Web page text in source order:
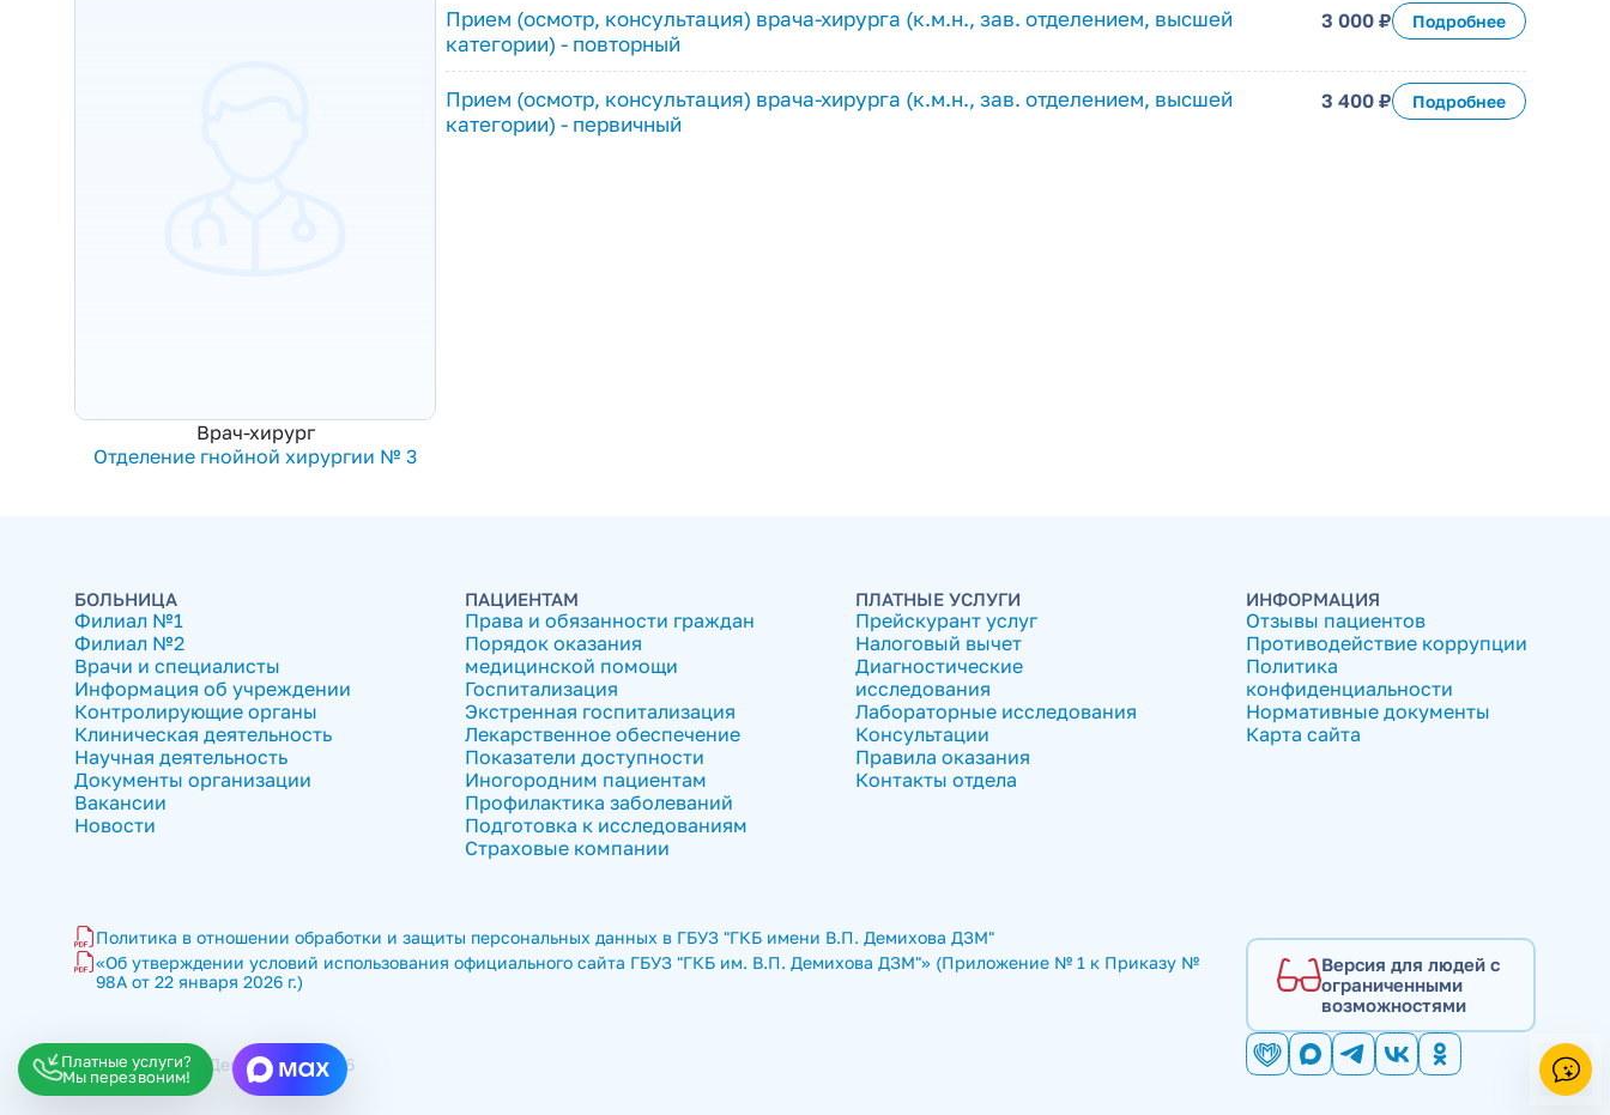
Врач-хирург
Отделение гнойной хирургии № 3
Прием (осмотр, консультация) врача-хирурга (к.м.н., зав. отделением, высшей
категории) - повторный
3 000 ₽ Подробнее
Прием (осмотр, консультация) врача-хирурга (к.м.н., зав. отделением, высшей
категории) - первичный
3 400 ₽ Подробнее
БОЛЬНИЦА
Филиал №1
Филиал №2
Врачи и специалисты
Информация об учреждении
Контролирующие органы
Клиническая деятельность
Научная деятельность
Документы организации
Вакансии
Новости
ПАЦИЕНТАМ
Права и обязанности граждан
Порядок оказания
медицинской помощи
Госпитализация
Экстренная госпитализация
Лекарственное обеспечение
Показатели доступности
Иногородним пациентам
Профилактика заболеваний
Подготовка к исследованиям
Страховые компании
ПЛАТНЫЕ УСЛУГИ
Прейскурант услуг
Налоговый вычет
Диагностические
исследования
Лабораторные исследования
Консультации
Правила оказания
Контакты отдела
ИНФОРМАЦИЯ
Отзывы пациентов
Противодействие коррупции
Политика
конфиденциальности
Нормативные документы
Карта сайта
Политика в отношении обработки и защиты персональных данных в ГБУЗ "ГКБ имени В.П. Демихова ДЗМ"
«Об утверждении условий использования официального сайта ГБУЗ "ГКБ им. В.П. Демихова ДЗМ"» (Приложение № 1 к Приказу №
98А от 22 января 2026 г.)
Версия для людей с
ограниченными
возможностями
ГКБ имени В.П. Демихова © 2026
Платные услуги?
Мы перезвоним!